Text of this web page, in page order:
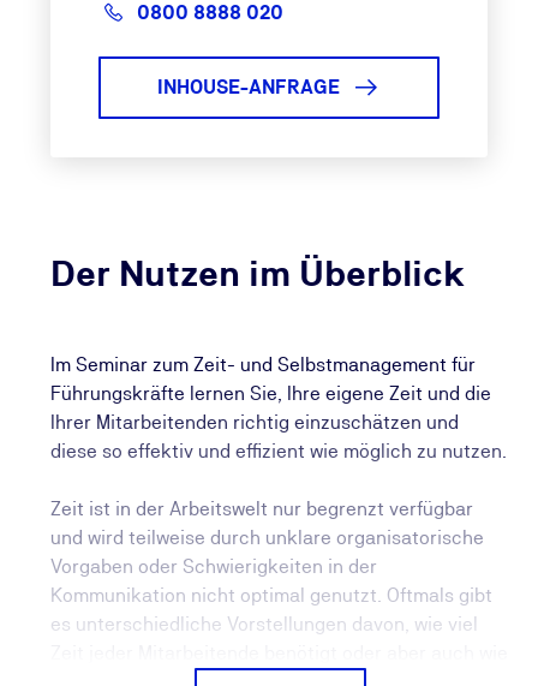
Der Nutzen im Überblick
Im Seminar zum Zeit- und Selbstmanagement für
Führungskräfte lernen Sie, Ihre eigene Zeit und die
Ihrer Mitarbeitenden richtig einzuschätzen und
diese so effektiv und effizient wie möglich zu nutzen.
Zeit ist in der Arbeitswelt nur begrenzt verfügbar
und wird teilweise durch unklare organisatorische
Vorgaben oder Schwierigkeiten in der
Kommunikation nicht optimal genutzt. Oftmals gibt
es unterschiedliche Vorstellungen davon, wie viel
0800 8888 020
INHOUSE-ANFRAGE